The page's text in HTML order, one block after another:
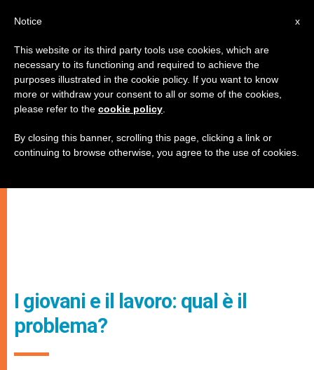
I giovani e il lavoro: qual è il
problema?
x
Notice
This website or its third party tools use cookies, which are
necessary to its functioning and required to achieve the
purposes illustrated in the cookie policy. If you want to know
more or withdraw your consent to all or some of the cookies,
please refer to the cookie policy
By closing this banner, scrolling this page, clicking a link or
continuing to browse otherwise, you agree to the use of cookies.